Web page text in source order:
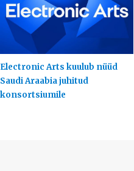
Electronic Arts kuulub nüüd
Saudi Araabia juhitud
konsortsiumile